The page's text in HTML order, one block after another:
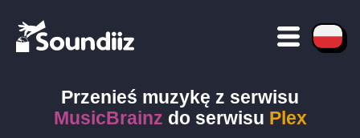
Przenieś muzykę z serwisu
MusicBrainz do serwisu Plex